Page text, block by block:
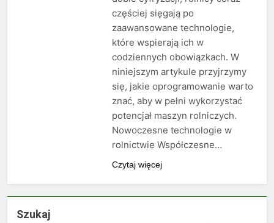
częściej sięgają po
zaawansowane technologie,
które wspierają ich w
codziennych obowiązkach. W
niniejszym artykule przyjrzymy
się, jakie oprogramowanie warto
znać, aby w pełni wykorzystać
potencjał maszyn rolniczych.
Nowoczesne technologie w
rolnictwie Współczesne…
Czytaj więcej
Szukaj